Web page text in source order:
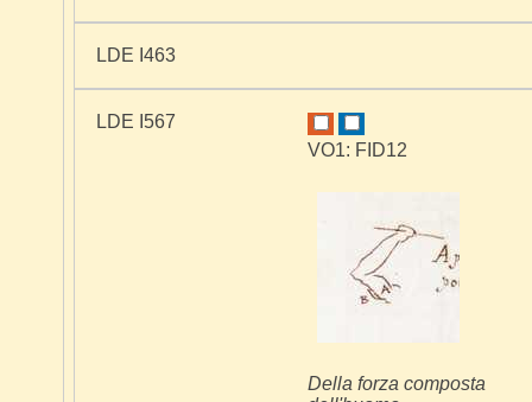
LDE I463
LDE I567
VO1: FID12
Della forza composta